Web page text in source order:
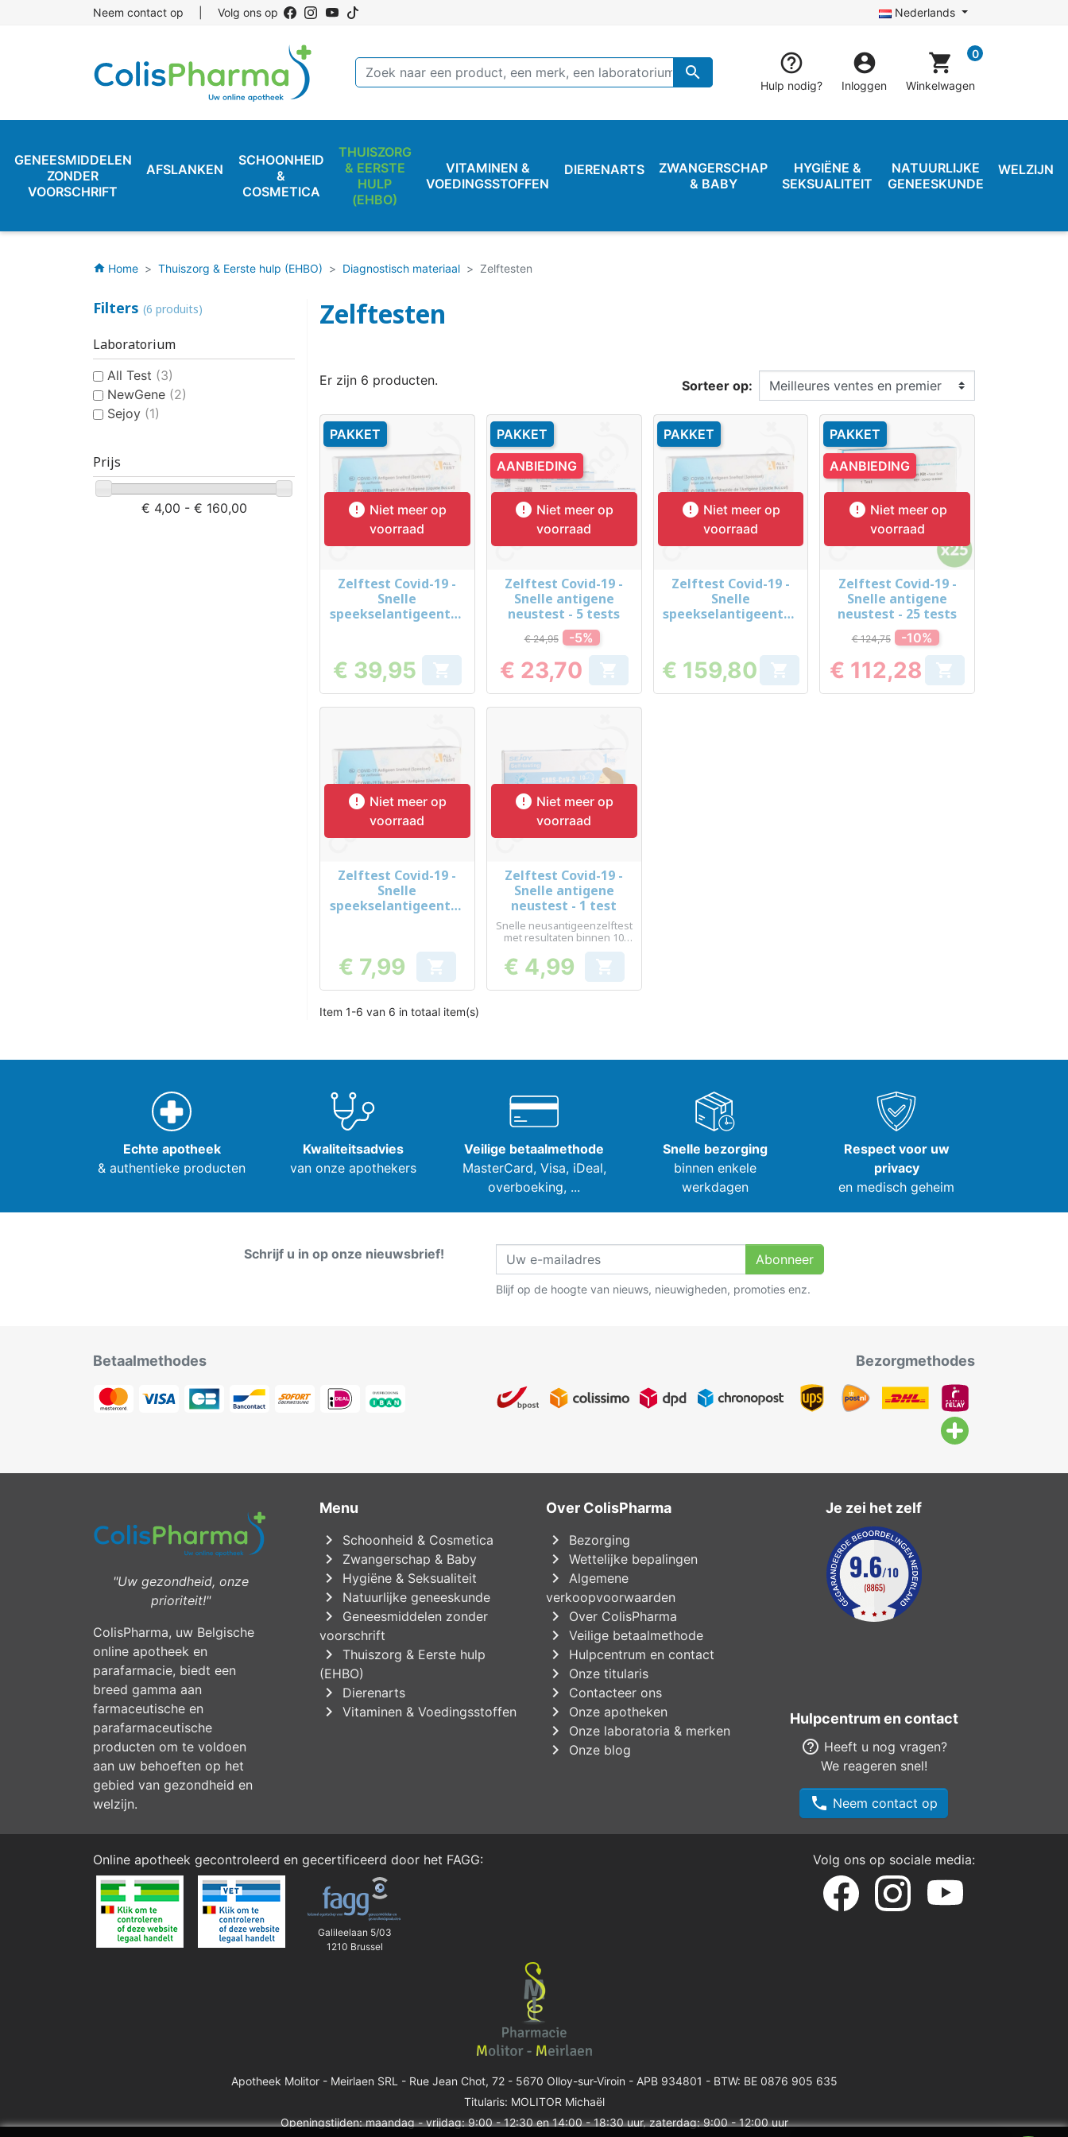
Neem contact op Volg ons op Nederlands
 
Hulp nodig?

Inloggen
shopping_cart 0
Winkelwagen
GENEESMIDDELEN
ZONDER
VOORSCHRIFT
AFSLANKEN
SCHOONHEID
&
COSMETICA
THUISZORG
& EERSTE
HULP
(EHBO)
VITAMINEN &
VOEDINGSSTOFFEN
DIERENARTS
ZWANGERSCHAP
& BABY
HYGIËNE &
SEKSUALITEIT
NATUURLIJKE
GENEESKUNDE
WELZIJN
home Home Thuiszorg & Eerste hulp (EHBO) Diagnostisch materiaal Zelftesten
Filters (6 produits)
Laboratorium
All Test (3)
NewGene (2)
Sejoy (1)
Prijs
€ 4,00 - € 160,00
Zelftesten
Er zijn 6 producten. Sorteer op:
 Niet meer op
voorraad
Snel bekijken
Zelftest Covid-19 -
Snelle
speekselantigeentes
Prijs
€ 39,95 
PAKKET
 Niet meer op
voorraad
Snel bekijken
Zelftest Covid-19 -
Snelle antigene
neustest - 5 tests
€ 24,95 -5%
Prijs
€ 23,70 
PAKKET
AANBIEDING
 Niet meer op
voorraad
Snel bekijken
Zelftest Covid-19 -
Snelle
speekselantigeentes
Prijs
€ 159,80 
PAKKET
 Niet meer op
voorraad
Snel bekijken
Zelftest Covid-19 -
Snelle antigene
neustest - 25 tests
€ 124,75 -10%
Prijs
€ 112,28 
PAKKET
AANBIEDING
 Niet meer op
voorraad
Snel bekijken
Zelftest Covid-19 -
Snelle
speekselantigeentes
Prijs
€ 7,99 
 Niet meer op
voorraad
Snel bekijken
Zelftest Covid-19 -
Snelle antigene
neustest - 1 test
Snelle neusantigeenzelftest
met resultaten binnen 10
Prijs
€ 4,99 
Item 1-6 van 6 in totaal item(s)
Echte apotheek
& authentieke producten
Kwaliteitsadvies
van onze apothekers
Veilige betaalmethode
MasterCard, Visa, iDeal,
overboeking, ...
Snelle bezorging
binnen enkele
werkdagen
Respect voor uw
privacy
en medisch geheim
Schrijf u in op onze nieuwsbrief! Abonneer
Blijf op de hoogte van nieuws, nieuwigheden, promoties enz.
Betaalmethodes Bezorgmethodes
"Uw gezondheid, onze
prioriteit!"
ColisPharma, uw Belgische
online apotheek en
parafarmacie, biedt een
breed gamma aan
farmaceutische en
parafarmaceutische
producten om te voldoen
aan uw behoeften op het
gebied van gezondheid en
welzijn.
Menu
chevron_right Schoonheid & Cosmetica
chevron_right Zwangerschap & Baby
chevron_right Hygiëne & Seksualiteit
chevron_right Natuurlijke geneeskunde
chevron_right
Geneesmiddelen zonder
voorschrift
chevron_right
Thuiszorg & Eerste hulp
(EHBO)
chevron_right Dierenarts
chevron_right Vitaminen & Voedingsstoffen
Over ColisPharma
chevron_right Bezorging
chevron_right Wettelijke bepalingen
chevron_right
Algemene
verkoopvoorwaarden
chevron_right Over ColisPharma
chevron_right Veilige betaalmethode
chevron_right Hulpcentrum en contact
chevron_right Onze titularis
chevron_right Contacteer ons
chevron_right Onze apotheken
chevron_right Onze laboratoria & merken
chevron_right Onze blog
Je zei het zelf
Hulpcentrum en contact
help_outline Heeft u nog vragen?
We reageren snel!
phone Neem contact op
Online apotheek gecontroleerd en gecertificeerd door het FAGG:
Galileelaan 5/03
1210 Brussel
Volg ons op sociale media:
Apotheek Molitor - Meirlaen SRL - Rue Jean Chot, 72 - 5670 Olloy-sur-Viroin - APB 934801 - BTW: BE 0876 905 635
Titularis: MOLITOR Michaël
Openingstijden: maandag - vrijdag: 9:00 - 12:30 en 14:00 - 18:30 uur, zaterdag: 9:00 - 12:00 uur